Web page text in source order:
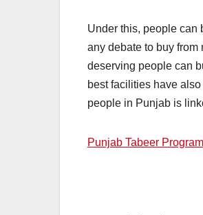
Under this, people can
any debate to buy
deserving people can
best facilities have
people in Punjab is
Punjab Tabeer